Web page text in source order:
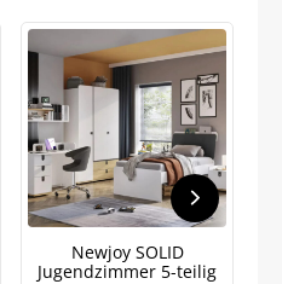
Newjoy SOLID
Jugendzimmer 5-teilig
sichern!
senden